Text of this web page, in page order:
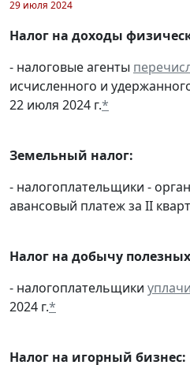
29 июля 2024
Налог на доходы
- налоговые агенты
исчисленного и
22 июля 2024 г.*
Земельный налог:
- налогоплательщики -
авансовый платеж за II
Налог на добычу
- налогоплательщики
2024 г.*
Налог на игорный бизнес: